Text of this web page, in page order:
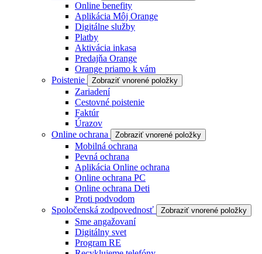
Online benefity
Aplikácia Môj Orange
Digitálne služby
Platby
Aktivácia inkasa
Predajňa Orange
Orange priamo k vám
Poistenie
Zobraziť vnorené položky
Zariadení
Cestovné poistenie
Faktúr
Úrazov
Online ochrana
Zobraziť vnorené položky
Mobilná ochrana
Pevná ochrana
Aplikácia Online ochrana
Online ochrana PC
Online ochrana Deti
Proti podvodom
Spoločenská zodpovednosť
Zobraziť vnorené položky
Sme angažovaní
Digitálny svet
Program RE